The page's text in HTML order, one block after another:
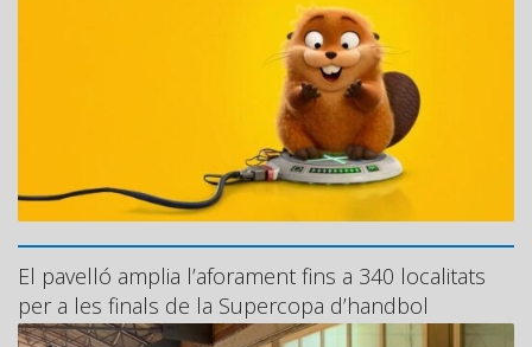
El pavelló amplia l’aforament fins a 340 localitats
per a les finals de la Supercopa d’handbol